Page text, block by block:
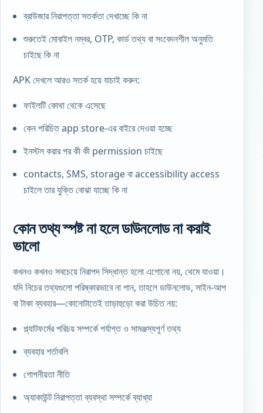
ব্রাউজার নিরাপত্তা সতর্কতা দেখাচ্ছে কি না
শুরুতেই মোবাইল নম্বর, OTP, কার্ড তথ্য বা সংবেদনশীল অনুমতি
চাইছে কি না
APK দেখলে আরও সতর্ক হয়ে যাচাই করুন:
ফাইলটি কোথা থেকে এসেছে
কেন পরিচিত app store-এর বাইরে দেওয়া হচ্ছে
ইনস্টল করার পর কী কী permission চাইছে
contacts, SMS, storage বা accessibility access
চাইলে তার যুক্তি বোঝা যাচ্ছে কি না
কোন তথ্য স্পষ্ট না হলে ডাউনলোড না করাই
ভালো
কখনও কখনও সবচেয়ে নিরাপদ সিদ্ধান্ত হলো এগোনো নয়, থেমে যাওয়া।
যদি নিচের তথ্যগুলো পরিষ্কারভাবে না পান, তাহলে ডাউনলোড, সাইন-আপ
বা টাকা ব্যবহার—কোনোটাতেই তাড়াহুড়ো করা উচিত নয়:
প্ল্যাটফর্মের পরিচয় সম্পর্কে পর্যাপ্ত ও সামঞ্জস্যপূর্ণ তথ্য
ব্যবহার শর্তাবলি
গোপনীয়তা নীতি
অ্যাকাউন্ট নিরাপত্তা ব্যবস্থা সম্পর্কে ব্যাখ্যা